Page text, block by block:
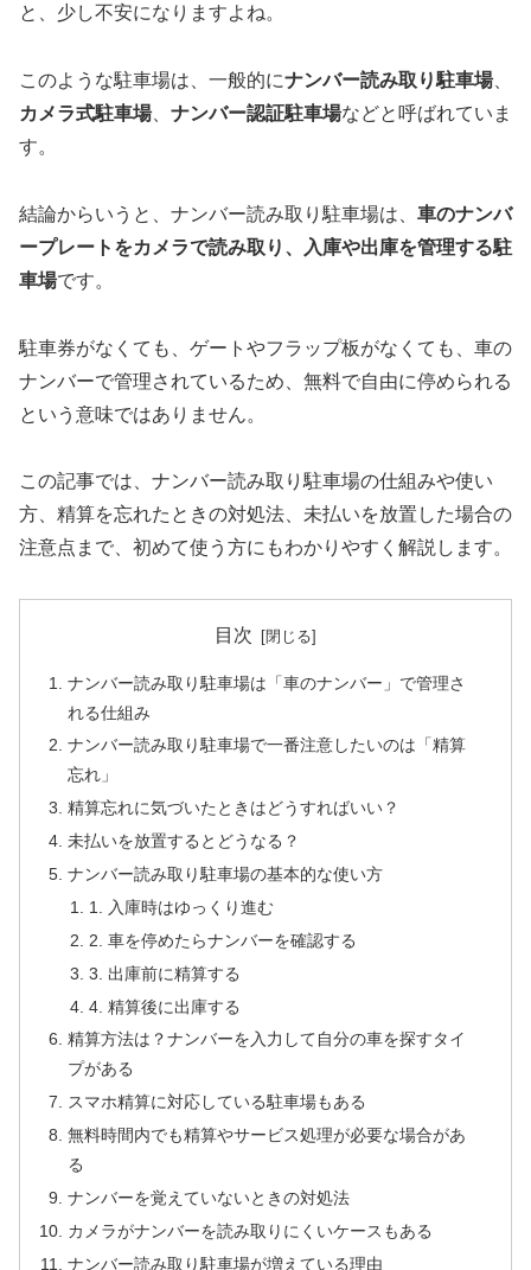
と、少し不安になりますよね。
このような駐車場は、一般的にナンバー読み取り駐車場、
カメラ式駐車場、 ナンバー認証駐車場などと呼ばれていま
す。
結論からいうと、ナンバー読み取り駐車場は、 車のナンバ
ープレートをカメラで読み取り、入庫や出庫を管理する駐
車場です。
駐車券がなくても、ゲートやフラップ板がなくても、車の
ナンバーで管理されているため、無料で自由に停められる
という意味ではありません。
この記事では、ナンバー読み取り駐車場の仕組みや使い
方、精算を忘れたときの対処法、未払いを放置した場合の
注意点まで、初めて使う方にもわかりやすく解説します。
目次
ナンバー読み取り駐車場は「車のナンバー」で管理さ
れる仕組み
ナンバー読み取り駐車場で一番注意したいのは「精算
忘れ」
精算忘れに気づいたときはどうすればいい？
未払いを放置するとどうなる？
ナンバー読み取り駐車場の基本的な使い方
1. 入庫時はゆっくり進む
2. 車を停めたらナンバーを確認する
3. 出庫前に精算する
4. 精算後に出庫する
精算方法は？ナンバーを入力して自分の車を探すタイ
プがある
スマホ精算に対応している駐車場もある
無料時間内でも精算やサービス処理が必要な場合があ
る
ナンバーを覚えていないときの対処法
カメラがナンバーを読み取りにくいケースもある
ナンバー読み取り駐車場が増えている理由